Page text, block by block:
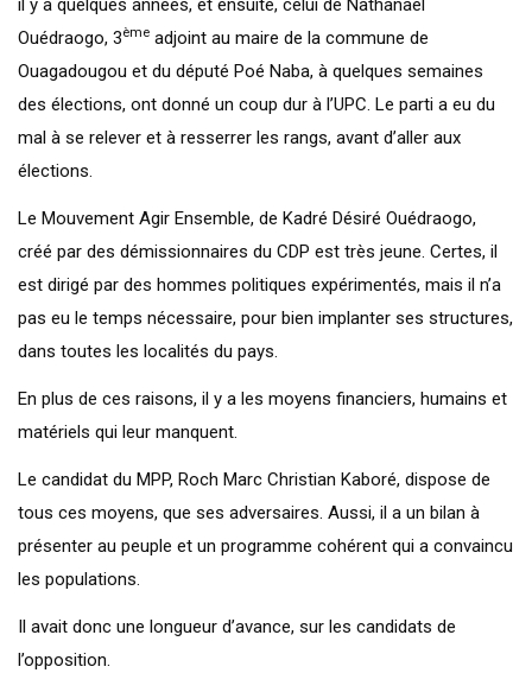
il y a quelques années, et ensuite, celui de Nathanaël
Ouédraogo, 3ème adjoint au maire de la commune de
Ouagadougou et du député Poé Naba, à quelques semaines
des élections, ont donné un coup dur à l’UPC. Le parti a eu du
mal à se relever et à resserrer les rangs, avant d’aller aux
élections.
Le Mouvement Agir Ensemble, de Kadré Désiré Ouédraogo,
créé par des démissionnaires du CDP est très jeune. Certes, il
est dirigé par des hommes politiques expérimentés, mais il n’a
pas eu le temps nécessaire, pour bien implanter ses structures,
dans toutes les localités du pays.
En plus de ces raisons, il y a les moyens financiers, humains et
matériels qui leur manquent.
Le candidat du MPP, Roch Marc Christian Kaboré, dispose de
tous ces moyens, que ses adversaires. Aussi, il a un bilan à
présenter au peuple et un programme cohérent qui a convaincu
les populations.
Il avait donc une longueur d’avance, sur les candidats de
l’opposition.